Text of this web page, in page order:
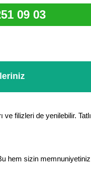
09 03
filizleri de yenilebilir. Tatlı
hem sizin memnuniyetiniz